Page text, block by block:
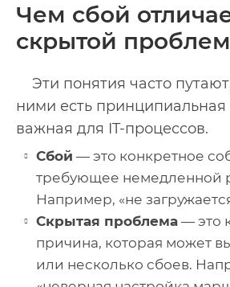
Чем сбой
скрытой
Эти понятия часто
ними есть принципиальная
важная для IT-процессов.
Сбой — это конкретное
требующее немедленной
Например, «не
Скрытая проблема — это
причина, которая может
или несколько сбоев.